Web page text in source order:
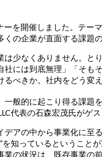
を開催しました。テ
の企業が直面する課題
少なくありません。
には到底無理」「そ
べきか。社内をどう変
般的に起こり得る課
代表の石森宏茂氏が
アの中から事業化に
知っているというこ
の状況は、既存事業の